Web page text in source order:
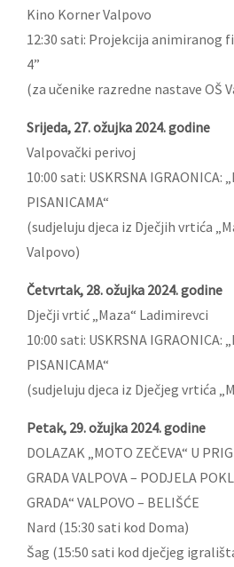
Kino Korner Valpovo
12:30 sati: Projekcija animiranog
4”
(za učenike razredne nastave OŠ
Srijeda, 27. ožujka 2024. godine
Valpovački perivoj
10:00 sati: USKRSNA IGRAONICA:
PISANICAMA“
(sudjeluju djeca iz Dječjih vrtića
Valpovo)
Četvrtak, 28. ožujka 2024. godine
Dječji vrtić „Maza“ Ladimirevci
10:00 sati: USKRSNA IGRAONICA:
PISANICAMA“
(sudjeluju djeca iz Dječjeg vrtića
Petak, 29. ožujka 2024. godine
DOLAZAK „MOTO ZEČEVA“ U
GRADA VALPOVA – PODJELA
GRADA“ VALPOVO – BELIŠĆE
Nard (15:30 sati kod Doma)
Šag (15:50 sati kod dječjeg